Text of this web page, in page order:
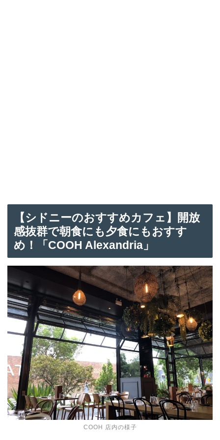
【シドニーのおすすめカフェ】開放
感抜群で朝食にも夕食にもおすす
め！「COOH Alexandria」
COOH 店内の様子